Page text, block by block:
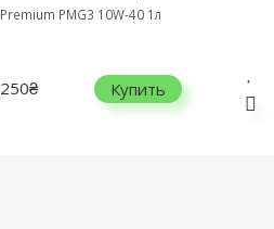
Premium PMG3 10W-40 1л
250₴ Купить